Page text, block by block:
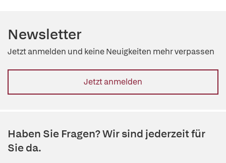
Newsletter
Jetzt anmelden und keine Neuigkeiten mehr verpassen
Jetzt anmelden
Haben Sie Fragen? Wir sind jederzeit für
Sie da.